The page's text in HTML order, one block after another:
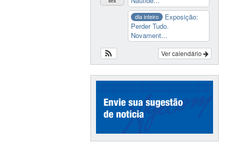
dia inteiro
Exposição:
Perder Tudo.
Novament...
Ver calendário